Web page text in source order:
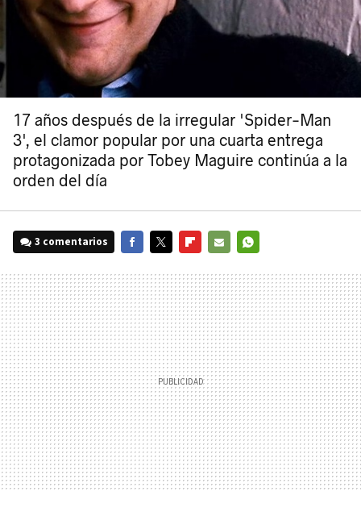
17 años después de la irregular 'Spider-Man
3', el clamor popular por una cuarta entrega
protagonizada por Tobey Maguire continúa a la
orden del día
3 comentarios
MAIL